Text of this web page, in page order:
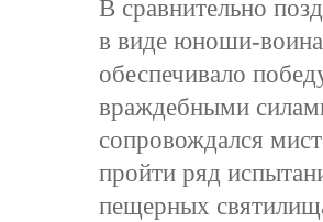
В сравнительно
в виде юноши-
обеспечивало
враждебными
сопровождался
пройти ряд
пещерных